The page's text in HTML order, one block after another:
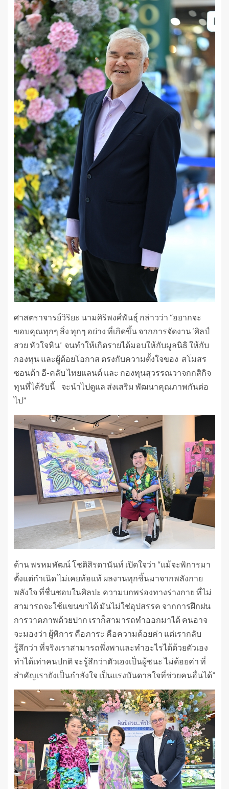
ศาสตราจารย์วิริยะ นามศิริพงศ์พันธุ์ กล่าวว่า “อยากจะ
ขอบคุณทุกๆ สิ่ง ทุกๆ อย่าง ที่เกิดขึ้น จากการจัดงาน ‘ศิลป์
สวย หัวใจหิน’ จนทำให้เกิดรายได้มอบให้กับมูลนิธิ ให้กับ
กองทุน และผู้ด้อยโอกาส ตรงกับความตั้งใจของ สโมสร
ซอนต้า อี-คลับ ไทยแลนด์ และ กองทุนสุวรรณวาจกกสิกิจ
ทุนที่ได้รับนี้ จะนำไปดูแล ส่งเสริม พัฒนาคุณภาพกันต่อ
ไป”
ด้าน พรหมพัฒน์ โชติสิรดานันท์ เปิดใจว่า “แม้จะพิการมา
ตั้งแต่กำเนิด ไม่เคยท้อแท้ ผลงานทุกชิ้นมาจากพลังกาย
พลังใจ ที่ชื่นชอบในศิลปะ ความบกพร่องทางร่างกาย ที่ไม่
สามารถจะใช้แขนขาได้ มันไม่ใช่อุปสรรค จากการฝึกฝน
การวาดภาพด้วยปาก เราก็สามารถทำออกมาได้ คนอาจ
จะมองว่า ผู้พิการ คือภาระ คือความด้อยค่า แต่เรากลับ
รู้สึกว่า ที่จริงเราสามารถพึ่งพาและทำอะไรได้ด้วยตัวเอง
ทำได้เท่าคนปกติ จะรู้สึกว่าตัวเองเป็นผู้ชนะ ไม่ด้อยค่า ที่
สำคัญเรายังเป็นกำลังใจ เป็นแรงบันดาลใจที่ช่วยคนอื่นได้”